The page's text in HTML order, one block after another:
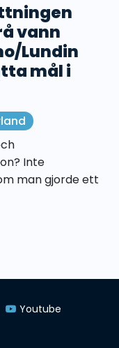
vann
Lundin
mål i
Inte
man gjorde ett
Youtube